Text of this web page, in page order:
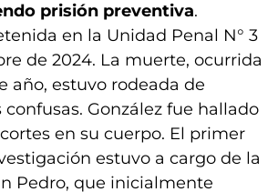
prisión preventiva.
en la Unidad Penal N° 3
de 2024. La muerte, ocurrida
año, estuvo rodeada de
González fue hallado
en su cuerpo. El primer
estuvo a cargo de la
Pedro, que inicialmente